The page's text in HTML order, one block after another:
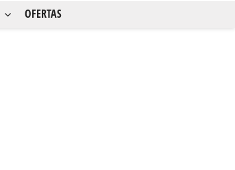
OFERTAS